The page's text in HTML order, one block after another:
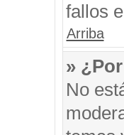
fallos
Arriba
»
No